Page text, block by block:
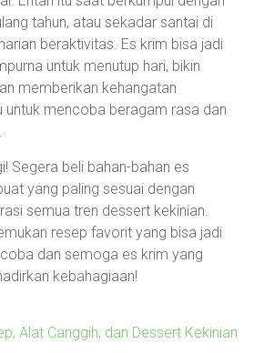
tahun, atau sekadar santai di
beraktivitas. Es krim bisa jadi
untuk menutup hari, bikin
memberikan kehangatan
untuk mencoba beragam rasa dan
Segera beli bahan-bahan es
yang paling sesuai dengan
semua tren dessert kekinian.
resep favorit yang bisa jadi
dan semoga es krim yang
kebahagiaan!
Alat Canggih, dan Dessert Kekinian